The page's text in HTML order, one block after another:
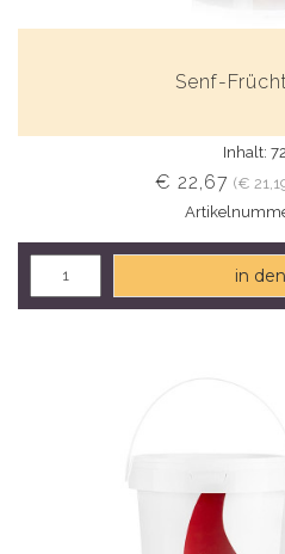
Senf-
Inhalt:
€ 22,67 (€
in